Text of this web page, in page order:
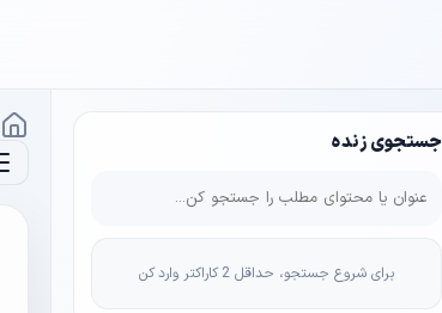
جستجوی زنده
برای شروع جستجو، حداقل 2 کاراکتر وارد کن